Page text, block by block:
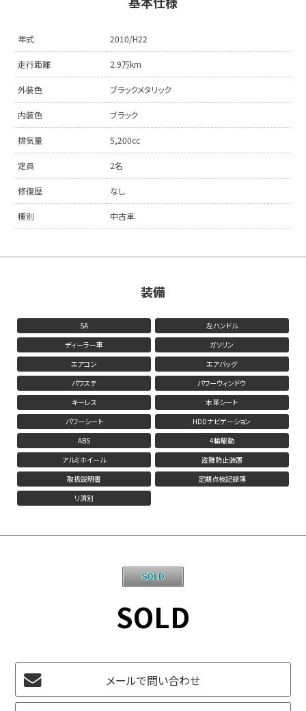
年式 2010/H22
走行距離 2.9万km
外装色 ブラックメタリック
内装色 ブラック
排気量 5,200cc
定員 2名
修復歴 なし
種別 中古車
装備
SA
左ハンドル
ディーラー車
ガソリン
エアコン
エアバッグ
パワステ
パワーウィンドウ
キーレス
本革シート
パワーシート
HDDナビゲーション
ABS
4輪駆動
アルミホイール
盗難防止装置
取扱説明書
定期点検記録簿
リ済別
SOLD
メールで問い合わせ